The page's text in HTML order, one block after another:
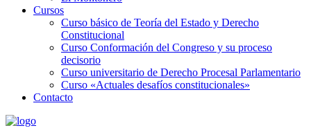
Cursos
Curso básico de Teoría del Estado y Derecho
Constitucional
Curso Conformación del Congreso y su proceso
decisorio
Curso universitario de Derecho Procesal Parlamentario
Curso «Actuales desafíos constitucionales»
Contacto